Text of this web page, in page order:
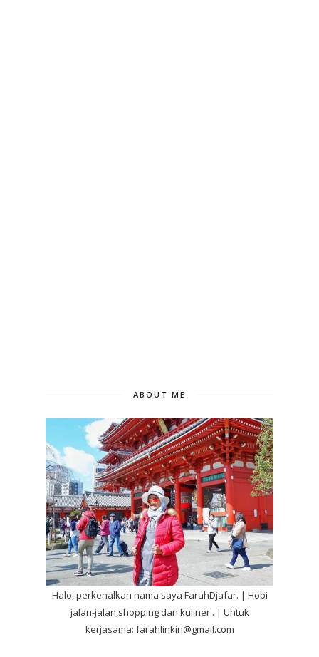
ABOUT ME
Halo, perkenalkan nama saya FarahDjafar. | Hobi
jalan-jalan,shopping dan kuliner . | Untuk
kerjasama: farahlinkin@gmail.com